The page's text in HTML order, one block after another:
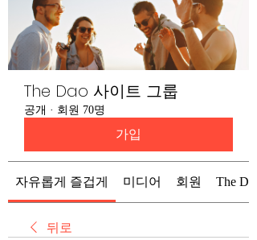
The Dao 사이트 그룹
공개 · 회원 70명
가입
자유롭게 즐겁게 미디어 회원 The Dao
뒤로